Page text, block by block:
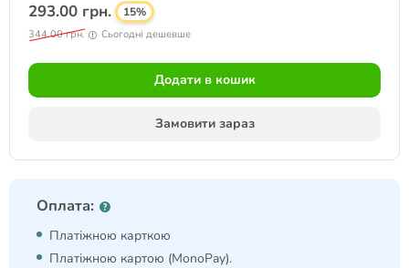
293.00 грн. 15%
344.00 грн. Сьогодні дешевше
Додати в кошик
Замовити зараз
Оплата:
Платіжною карткою
Платіжною картою (MonoPay).